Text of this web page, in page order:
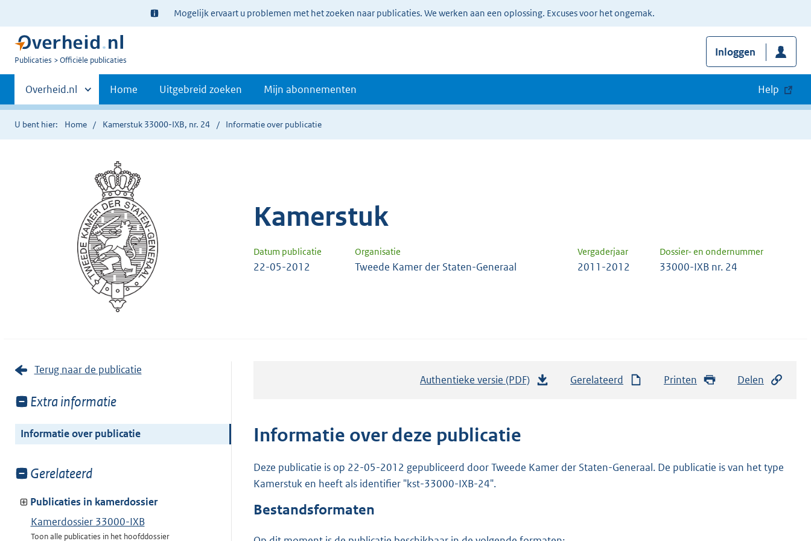
Ter
informatie:
Mogelijk ervaart u problemen met het zoeken naar publicaties. We werken aan een oplossing. Excuses voor het ongemak.
U
Publicaties Officiële publicaties
Inloggen
Primaire
navigatie
Andere
sites
binnen
Overheid.nl Home Uitgebreid zoeken Mijn abonnementen Help
U bent hier: Home Kamerstuk 33000-IXB, nr. 24 Informatie over publicatie
Kamerstuk
Datum publicatie Organisatie Vergaderjaar Dossier- en ondernummer
22-05-2012 Tweede Kamer der Staten-Generaal 2011-2012 33000-IXB nr. 24
Terug naar de publicatie
Toon
van:
Extra informatie
Informatie over publicatie
Toon
van:
Gerelateerd
Publicaties in kamerdossier
Kamerdossier 33000-IXB
Toon alle publicaties in het hoofddossier
Authentieke versie (PDF)
n
Gerelateerd Printen Delen
Informatie over deze publicatie
Deze publicatie is op 22-05-2012 gepubliceerd door Tweede Kamer der Staten-Generaal. De publicatie is van het type
Kamerstuk en heeft als identifier "kst-33000-IXB-24".
Bestandsformaten